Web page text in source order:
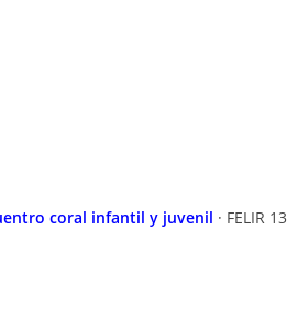
coral infantil y juvenil · FELIR 13